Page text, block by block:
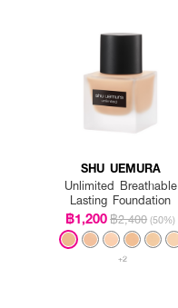
SHU UEMURA
Unlimited Breathable
Lasting Foundation
฿1,200฿2,400 (50%)
+2